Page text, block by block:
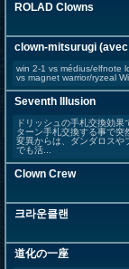
ROLAD Clowns
clown-mitsurugi
win 2-1 vs médius/elfnote
vs magnet warrior/ryzeal
Seventh Illusion
ドリッシュの手札交換効
ターン手札交換する事で突
変異からは、ダンダロスや
でも活...
Clown Crew
크라운클랜
道化の一座